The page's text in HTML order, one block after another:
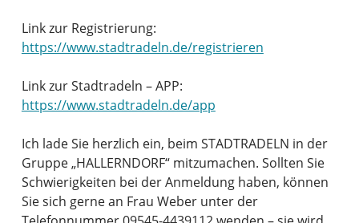
Link zur Registrierung:
https://www.stadtradeln.de/registrieren
Link zur Stadtradeln – APP:
https://www.stadtradeln.de/app
Ich lade Sie herzlich ein, beim STADTRADELN in der
Gruppe „HALLERNDORF“ mitzumachen. Sollten Sie
Schwierigkeiten bei der Anmeldung haben, können
Sie sich gerne an Frau Weber unter der